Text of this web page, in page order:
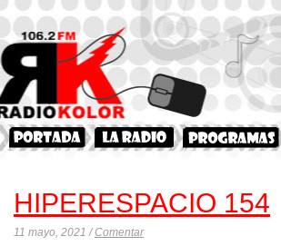
HIPERESPACIO 154
11 mayo, 2021 /Comentar